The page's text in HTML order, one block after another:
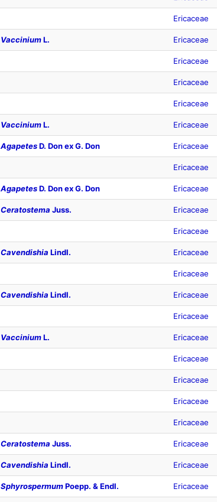
Ericaceae
VacciniumL. Ericaceae
Ericaceae
Ericaceae
Ericaceae
VacciniumL. Ericaceae
AgapetesD. Don ex G. Don Ericaceae
Ericaceae
AgapetesD. Don ex G. Don Ericaceae
Ceratostema Juss. Ericaceae
Ericaceae
Cavendishia Lindl. Ericaceae
Ericaceae
Cavendishia Lindl. Ericaceae
Ericaceae
VacciniumL. Ericaceae
Ericaceae
Ericaceae
Ericaceae
Ericaceae
Ceratostema Juss. Ericaceae
Cavendishia Lindl. Ericaceae
SphyrospermumPoepp. & Endl. Ericaceae